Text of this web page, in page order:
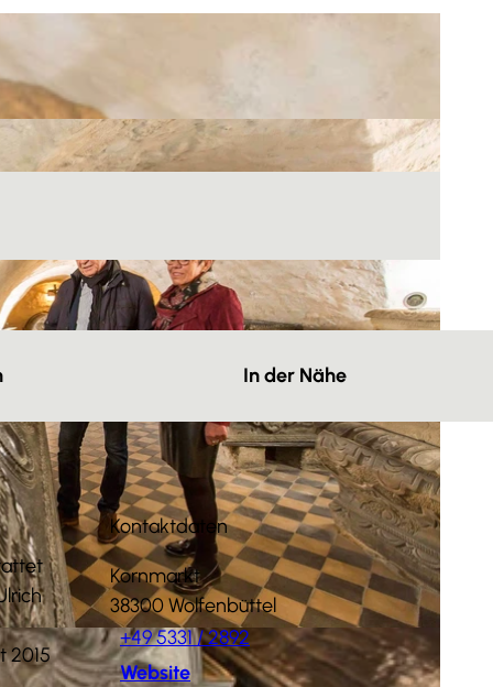
In der Nähe
2015
Kontaktdaten
Kornmarkt
38300Wolfenbüttel
+49 5331 / 2892
Website